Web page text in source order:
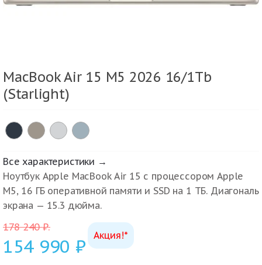
MacBook Air 15 M5 2026 16/1Tb
(Starlight)
Все характеристики →
Ноутбук Apple MacBook Air 15 с процессором Apple
M5, 16 ГБ оперативной памяти и SSD на 1 ТБ. Диагональ
экрана — 15.3 дюйма.
Акция!*
178 240₽.
154 990 ₽